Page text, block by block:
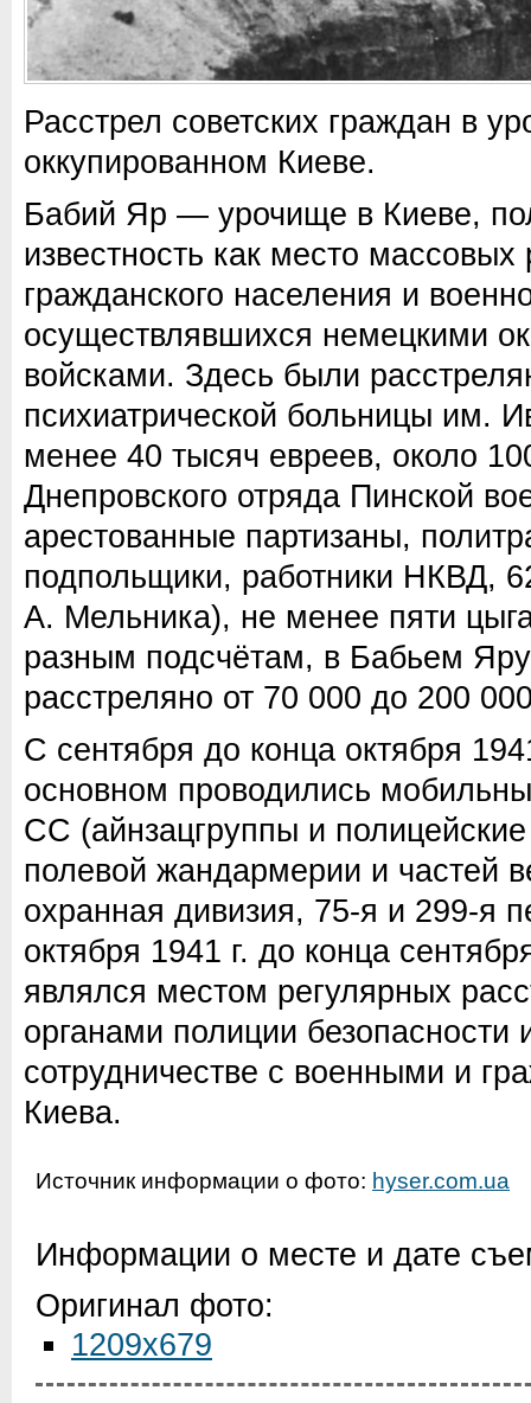
Расстрел советских граждан в
оккупированном Киеве.
Бабий Яр — урочище в Киеве,
известность как место массовых
гражданского населения и
осуществлявшихся немецкими
войсками. Здесь были
психиатрической больницы им.
менее 40 тысяч евреев, около
Днепровского отряда Пинской
арестованные партизаны,
подпольщики, работники НКВД,
А. Мельника), не менее пяти
разным подсчётам, в Бабьем
расстреляно от 70 000 до 200
С сентября до конца октября
основном проводились
СС (айнзацгруппы и
полевой жандармерии и частей
охранная дивизия, 75-я и 299-я
октября 1941 г. до конца
являлся местом регулярных
органами полиции
сотрудничестве с военными и
Киева.
Источник информации о фото: hyser.com.ua
Информации о месте и дате
Оригинал фото:
1209x679